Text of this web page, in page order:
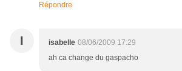
Répondre
I isabelle 08/06/2009 17:29
ah ca change du gaspacho